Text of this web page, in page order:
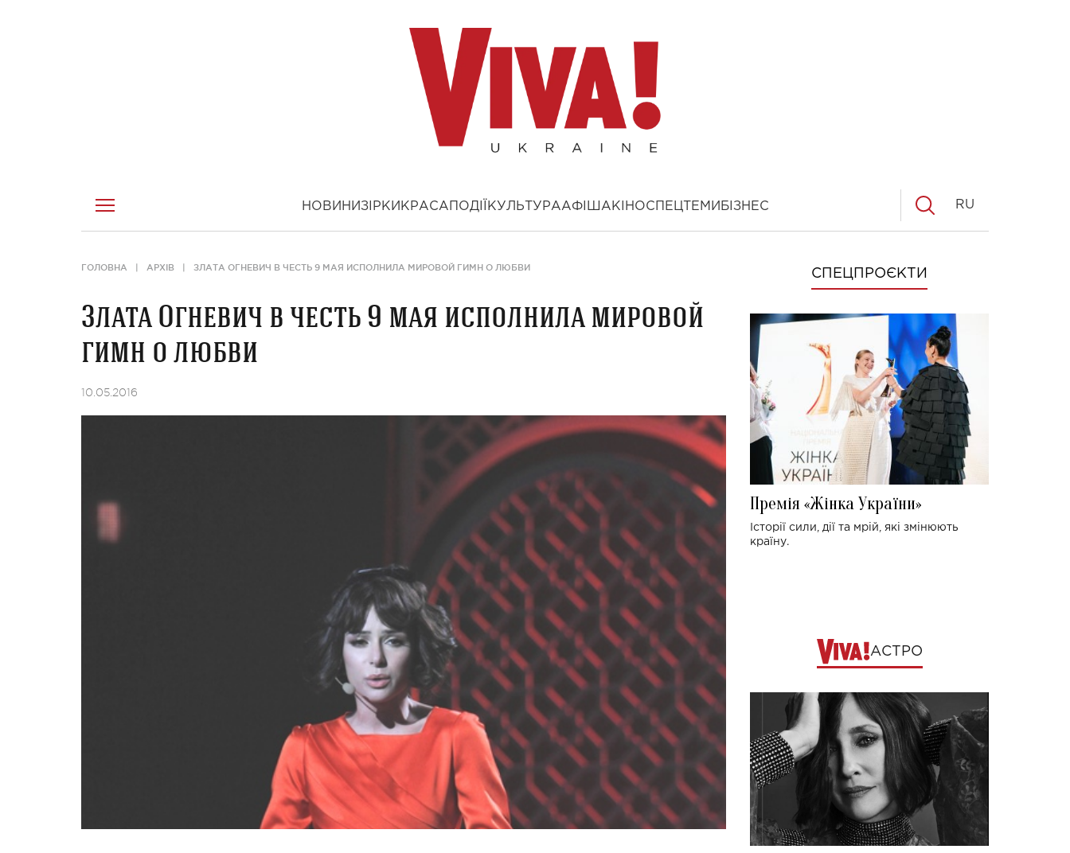
НОВИНИ ЗІРКИ КРАСА ПОДІЇ КУЛЬТУРААФІША КІНОСПЕЦТЕМИ БІЗНЕС RU
ГОЛОВНА АРХІВ ЗЛАТА ОГНЕВИЧ В ЧЕСТЬ 9 МАЯ ИСПОЛНИЛА МИРОВОЙ ГИМН О ЛЮБВИ
Злата Огневич в честь 9 мая исполнила мировой
гимн о любви
10.05.2016
СПЕЦПРОЄКТИ
Премія «Жінка України»
Історії сили, дії та мрій, які змінюють
країну.
АСТРО